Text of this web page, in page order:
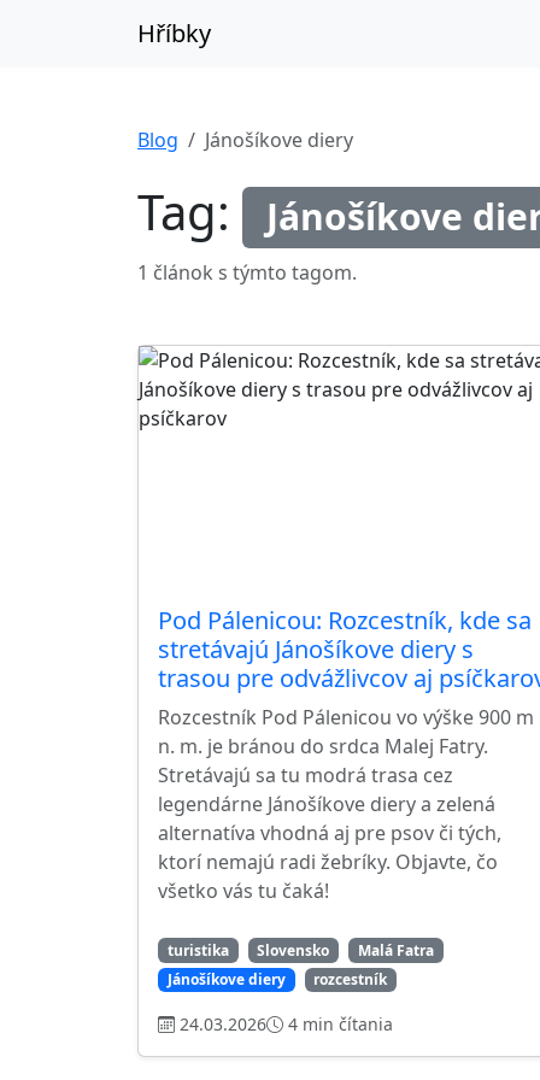
Hříbky
Blog Jánošíkove diery
Tag: Jánošíkove
1 článok s týmto tagom.
Pod Pálenicou: Rozcestník, kde sa
stretávajú Jánošíkove diery s
trasou pre odvážlivcov aj
Rozcestník Pod Pálenicou vo výške 900 m
n. m. je bránou do srdca Malej Fatry.
Stretávajú sa tu modrá trasa cez
legendárne Jánošíkove diery a zelená
alternatíva vhodná aj pre psov či tých,
ktorí nemajú radi žebríky. Objavte, čo
všetko vás tu čaká!
turistika Slovensko
Malá Fatra
Jánošíkove diery
rozcestník
24.03.2026 4 min čítania